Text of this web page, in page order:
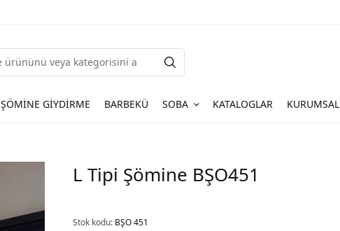
ŞÖMINE GIYDIRME BARBEKÜ SOBA KATALOGLAR KURUMSAL
L Tipi Şömine BŞO451
Stok kodu: BŞO 451